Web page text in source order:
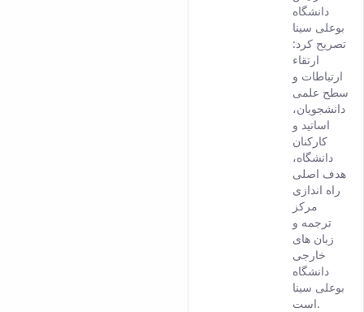
the
of
دانشگاه
بوعلی سینا
تصریح کرد:
ارتقاء
ارتباطات و
سطح علمی
دانشجویان،
اساتید و
کارکنان
دانشگاه،
هدف اصلی
راه اندازی
مرکز
ترجمه و
زبان های
خارجی
دانشگاه
بوعلی سینا
است.